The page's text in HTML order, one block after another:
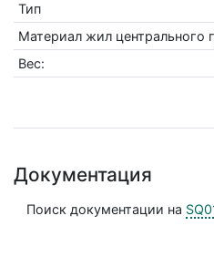
Тип
Материал жил центрального
Вес:
Документация
Поиск документации на